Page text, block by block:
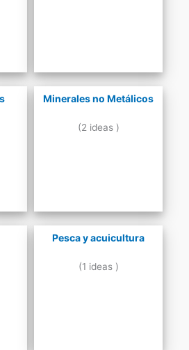
Minerales no Metálicos
(2 ideas )
Pesca y acuicultura
(1 ideas )